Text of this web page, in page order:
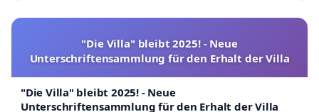
"Die Villa" bleibt 2025! - Neue
Unterschriftensammlung für den Erhalt der Villa
"Die Villa" bleibt 2025! - Neue
Unterschriftensammlung für den Erhalt der Villa